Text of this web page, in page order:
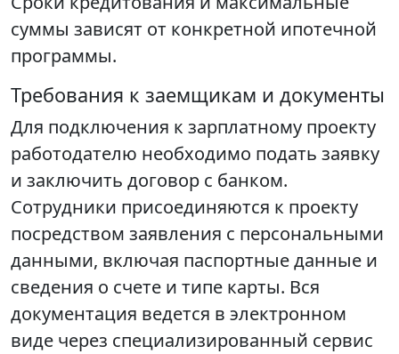
суммы зависят от конкретной ипотечной
программы.
Требования к заемщикам и документы
Для подключения к зарплатному проекту
работодателю необходимо подать заявку
и заключить договор с банком.
Сотрудники присоединяются к проекту
посредством заявления с персональными
данными, включая паспортные данные и
сведения о счете и типе карты. Вся
документация ведется в электронном
виде через специализированный сервис